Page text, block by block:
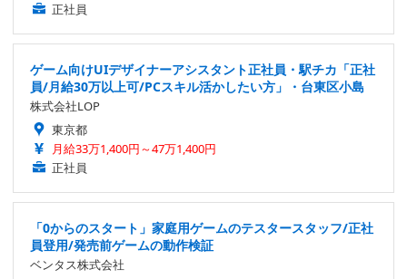
正社員
ゲーム向けUIデザイナーアシスタント正社員・駅チカ「正社
員/月給30万以上可/PCスキル活かしたい方」・台東区小島
株式会社LOP
東京都
月給33万1,400円～47万1,400円
正社員
「0からのスタート」家庭用ゲームのテスタースタッフ/正社
員登用/発売前ゲームの動作検証
ベンタス株式会社